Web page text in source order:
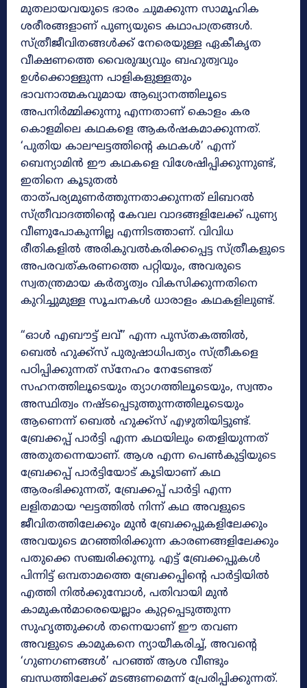
മുതലായവയുടെ ഭാരം ചുമക്കുന്ന സാമൂഹിക
ശരീരങ്ങളാണ് പുണ്യയുടെ കഥാപാത്രങ്ങൾ.
സ്ത്രീജീവിതങ്ങൾക്ക് നേരെയുള്ള ഏകീകൃത
വീക്ഷണത്തെ വൈരുദ്ധ്യവും ബഹുത്വവും
ഉൾക്കൊള്ളുന്ന പാളികളുള്ളതും
ഭാവനാത്മകവുമായ ആഖ്യാനത്തിലൂടെ
അപനിർമ്മിക്കുന്നു എന്നതാണ് കൊളം കര
കൊളമിലെ കഥകളെ ആകർഷകമാക്കുന്നത്.
‘പുതിയ കാലഘട്ടത്തിന്റെ കഥകൾ’ എന്ന്
ബെന്യാമിൻ ഈ കഥകളെ വിശേഷിപ്പിക്കുന്നുണ്ട്,
ഇതിനെ കൂടുതൽ
താത്പര്യമുണർത്തുന്നതാക്കുന്നത് ലിബറൽ
സ്ത്രീവാദത്തിന്റെ കേവല വാദങ്ങളിലേക്ക് പുണ്യ
വീണുപോകുന്നില്ല എന്നിടത്താണ്. വിവിധ
രീതികളിൽ അരികുവൽകരിക്കപ്പെട്ട സ്ത്രീകളുടെ
അപരവത്കരണത്തെ പറ്റിയും, അവരുടെ
സ്വതന്ത്രമായ കർതൃത്വം വികസിക്കുന്നതിനെ
കുറിച്ചുമുള്ള സൂചനകൾ ധാരാളം കഥകളിലുണ്ട്.
“ഓൾ എബൗട്ട് ലവ്” എന്ന പുസ്തകത്തിൽ,
ബെൽ ഹുക്ക്സ് പുരുഷാധിപത്യം സ്ത്രീകളെ
പഠിപ്പിക്കുന്നത് സ്നേഹം നേടേണ്ടത്
സഹനത്തിലൂടെയും ത്യാഗത്തിലൂടെയും, സ്വന്തം
അസ്ഥിത്വം നഷ്ടപ്പെടുത്തുന്നത്തിലൂടെയും
ആണെന്ന് ബെൽ ഹുക്ക്സ് എഴുതിയിട്ടുണ്ട്.
ബ്രേക്കപ്പ് പാർട്ടി എന്ന കഥയിലും തെളിയുന്നത്
അതുതന്നെയാണ്. ആശ എന്ന പെൺകുട്ടിയുടെ
ബ്രേക്കപ്പ് പാർട്ടിയോട് കൂടിയാണ് കഥ
ആരംഭിക്കുന്നത്, ബ്രേക്കപ്പ് പാർട്ടി എന്ന
ലളിതമായ ഘട്ടത്തിൽ നിന്ന് കഥ അവളുടെ
ജീവിതത്തിലേക്കും മുൻ ബ്രേക്കപ്പുകളിലേക്കും
അവയുടെ മറഞ്ഞിരിക്കുന്ന കാരണങ്ങളിലേക്കും
പതുക്കെ സഞ്ചരിക്കുന്നു. എട്ട് ബ്രേക്കപ്പുകൾ
പിന്നിട്ട് ഒമ്പതാമത്തെ ബ്രേക്കപ്പിന്റെ പാർട്ടിയിൽ
എത്തി നിൽക്കുമ്പോൾ, പതിവായി മുൻ
കാമുകൻമാരെയെല്ലാം കുറ്റപ്പെടുത്തുന്ന
സുഹൃത്തുക്കൾ തന്നെയാണ് ഈ തവണ
അവളുടെ കാമുകനെ ന്യായീകരിച്ച്, അവന്റെ
‘ഗുണഗണങ്ങൾ’ പറഞ്ഞ് ആശ വീണ്ടും
ബന്ധത്തിലേക്ക് മടങ്ങണമെന്ന് പ്രേരിപ്പിക്കുന്നത്.